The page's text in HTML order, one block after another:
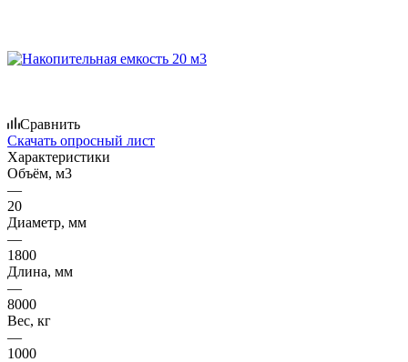
Сравнить
Скачать опросный лист
Характеристики
Объём, м3
—
20
Диаметр, мм
—
1800
Длина, мм
—
8000
Вес, кг
—
1000